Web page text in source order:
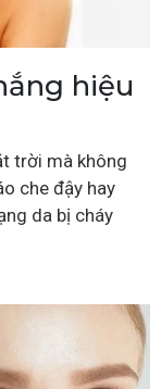
hiệu
trời mà không
che đậy hay
da bị cháy